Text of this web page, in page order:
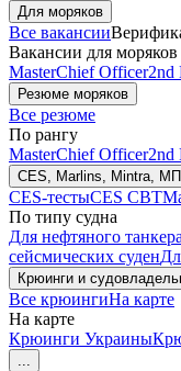
Для моряков
Все вакансии
Вакансии для моряков
MasterChief Officer2nd
Резюме моряков
Все резюме
По рангу
MasterChief Officer2nd
CES, Marlins, Mintra,
CES-тестыCES CBT
По типу судна
Для нефтяного танкера
сейсмических суден
Крюинги и
Все крюингиНа карте
На карте
Крюинги Украины
...